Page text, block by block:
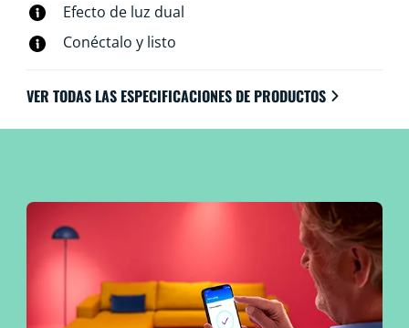
Efecto de luz dual
Conéctalo y listo
VER TODAS LAS ESPECIFICACIONES DE PRODUCTOS